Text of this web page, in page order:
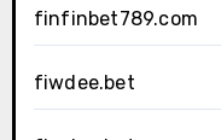
finfinbet789.com
fiwdee.bet